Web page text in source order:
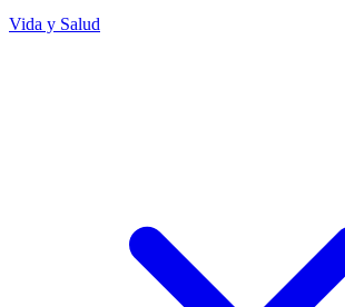
Vida y Salud